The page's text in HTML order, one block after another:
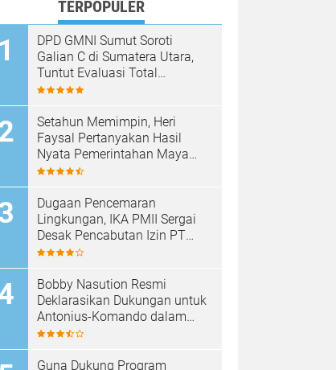
TERPOPULER
DPD GMNI Sumut Soroti
Galian C di Sumatera Utara,
Tuntut Evaluasi Total
Pengawasan dan Penegakan
Setahun Memimpin, Heri
Faysal Pertanyakan Hasil
Nyata Pemerintahan Maya
Hasmita–Jamri
Dugaan Pencemaran
Lingkungan, IKA PMII Sergai
Desak Pencabutan Izin PT
Tenera Sergai Perkasa Jika
Bobby Nasution Resmi
Deklarasikan Dukungan untuk
Antonius-Komando dalam
Pilkada Karo 2024
Guna Dukung Program